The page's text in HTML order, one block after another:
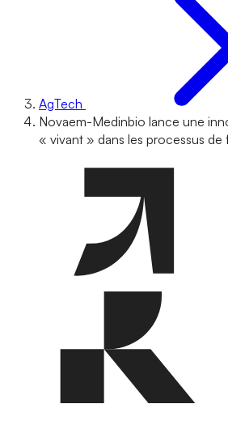
AgTech
Novaem-Medinbio lance une
« vivant » dans les processus de